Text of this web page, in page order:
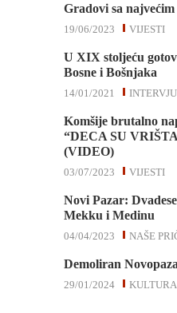
Gradovi sa
VIJESTI
19/06/2023
U XIX stoljeću
Bosne i Bošnjaka
INTERVJU
14/01/2021
Komšije brutalno
“DECA SU
(VIDEO)
VIJESTI
03/07/2023
Novi Pazar:
Mekku i Medinu
NAŠE
04/04/2023
Demoliran
KULTURA
29/01/2024